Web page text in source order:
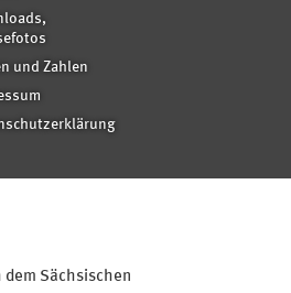
und Zahlen
dem Sächsischen